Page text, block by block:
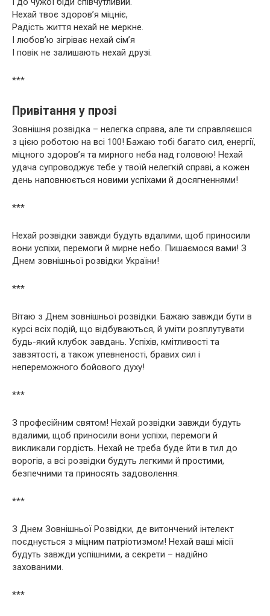
Нехай твоє здоров’я міцніє,
Радість життя нехай не меркне.
І любов’ю зігріває нехай сім’я
І повік не залишають нехай друзі.
***
Привітання у прозі
Зовнішня розвідка – нелегка справа, але ти справляєшся
з цією роботою на всі 100! Бажаю тобі багато сил, енергії,
міцного здоров’я та мирного неба над головою! Нехай
удача супроводжує тебе у твоїй нелегкій справі, а кожен
день наповнюється новими успіхами й досягненнями!
***
Нехай розвідки завжди будуть вдалими, щоб приносили
вони успіхи, перемоги й мирне небо. Пишаємося вами! З
Днем зовнішньої розвідки України!
***
Вітаю з Днем зовнішньої розвідки. Бажаю завжди бути в
курсі всіх подій, що відбуваються, й уміти розплутувати
будь-який клубок завдань. Успіхів, кмітливості та
завзятості, а також упевненості, бравих сил і
непереможного бойового духу!
***
З професійним святом! Нехай розвідки завжди будуть
вдалими, щоб приносили вони успіхи, перемоги й
викликали гордість. Нехай не треба буде йти в тил до
ворогів, а всі розвідки будуть легкими й простими,
безпечними та приносять задоволення.
***
З Днем Зовнішньої Розвідки, де витончений інтелект
поєднується з міцним патріотизмом! Нехай ваші місії
будуть завжди успішними, а секрети – надійно
захованими.
***